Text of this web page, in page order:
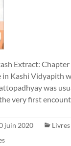
Extract: Chapter
Kashi Vidyapith
was
very first
juin 2020
Livres